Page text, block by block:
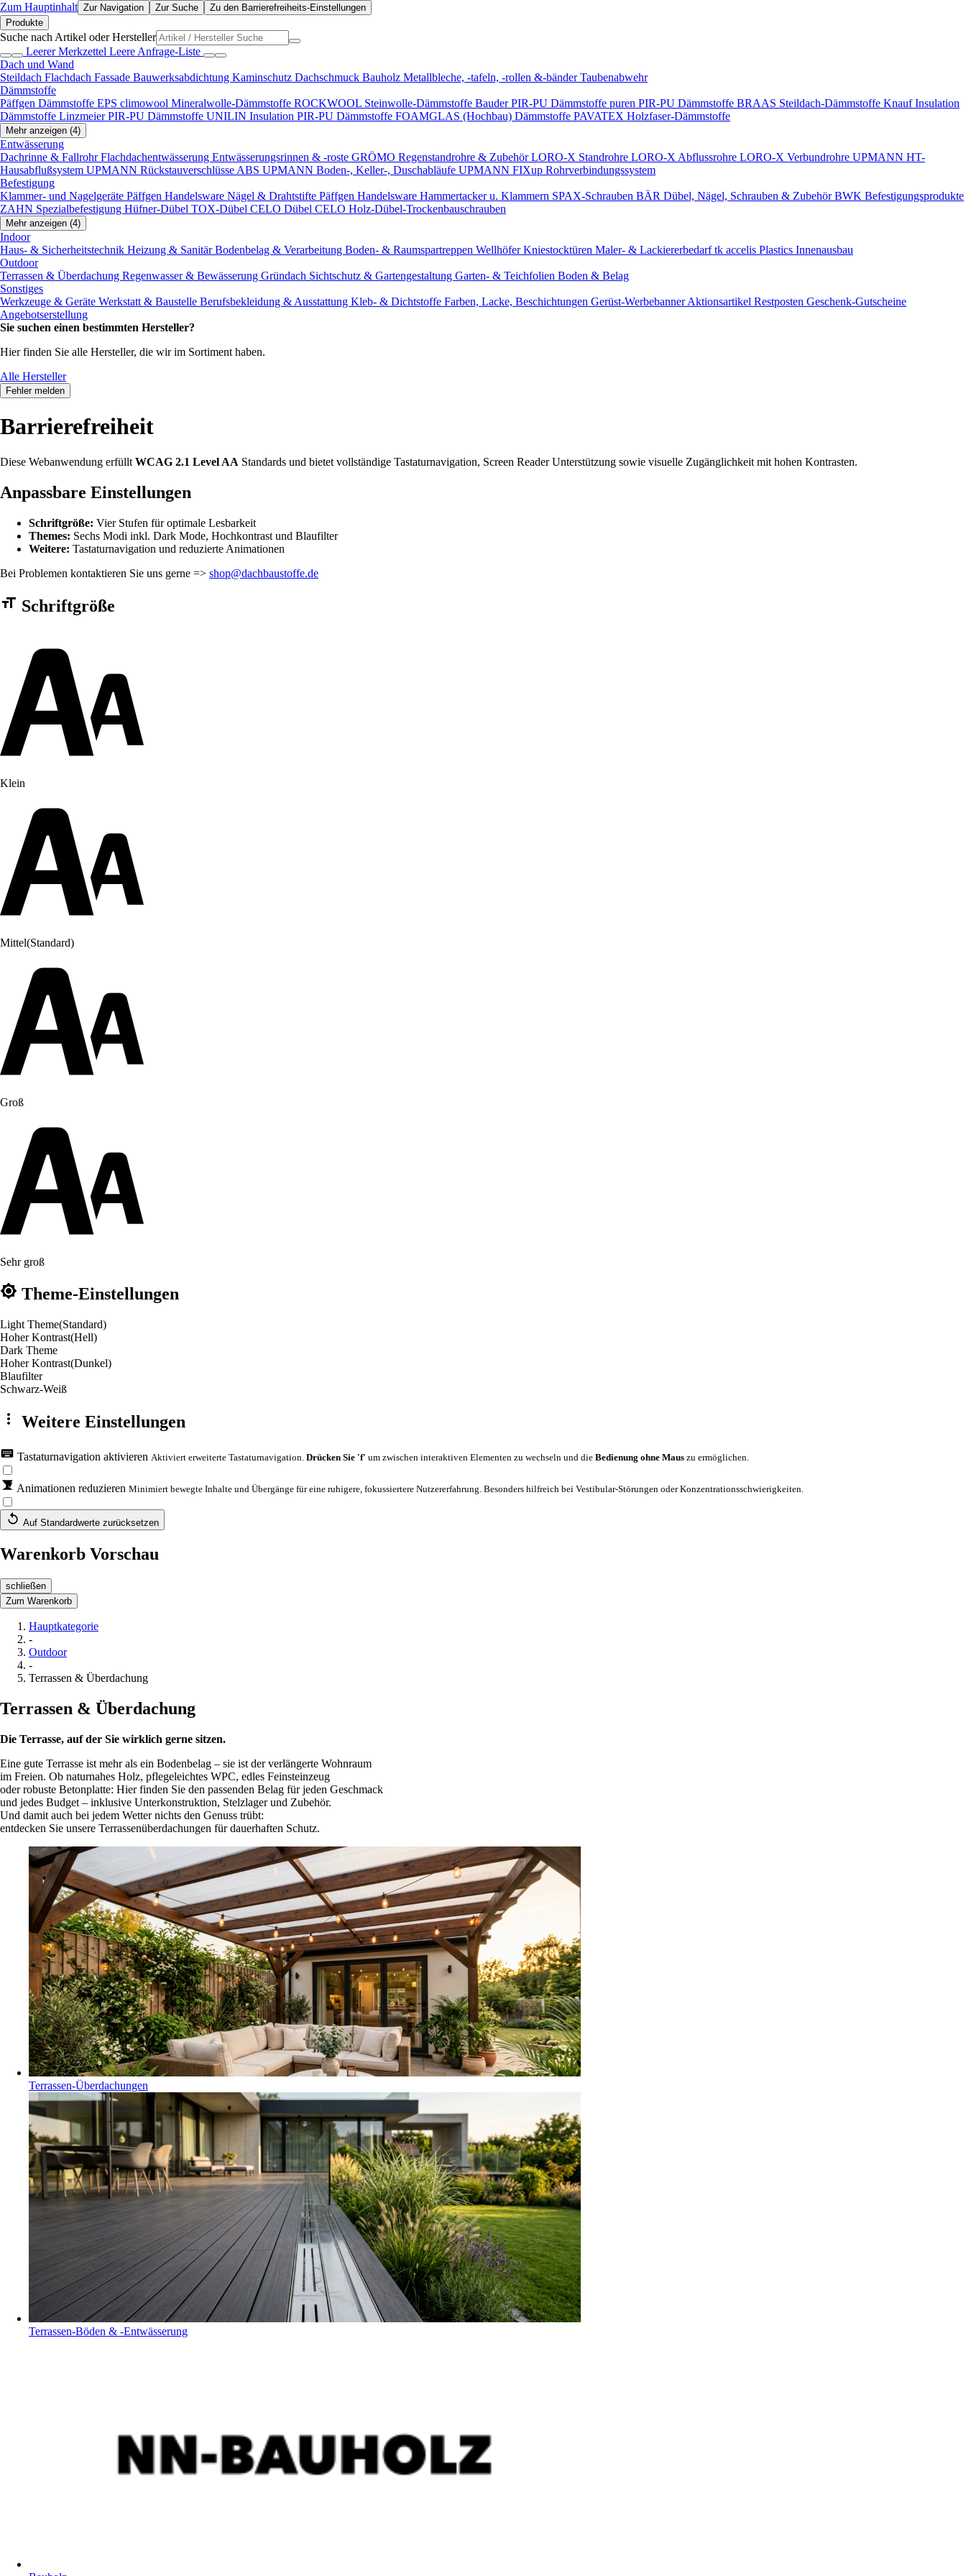
Zum Hauptinhalt Zur Navigation Zur Suche
Zu den Barrierefreiheits-Einstellungen
Produkte
Suche nach Artikel oder Hersteller
Leerer Merkzettel Leere Anfrage-Liste
Dach und Wand
Steildach Flachdach Fassade Bauwerksabdichtung Kaminschutz Dachschmuck Bauholz Metallbleche, -tafeln, -rollen &-bänderTaubenabwehr
Dämmstoffe
Päffgen Dämmstoffe EPS climowool Mineralwolle-Dämmstoffe ROCKWOOL Steinwolle-Dämmstoffe Bauder PIR-PU Dämmstoffe puren PIR-PU Dämmstoffe BRAAS Steildach-Dämmstoffe Knauf Insulation
Dämmstoffe Linzmeier PIR-PU Dämmstoffe UNILIN Insulation PIR-PU Dämmstoffe FOAMGLAS (Hochbau) Dämmstoffe PAVATEX Holzfaser-Dämmstoffe
Mehr anzeigen (4)
Entwässerung
Dachrinne & FallrohrFlachdachentwässerung Entwässerungsrinnen & -roste GRÖMO Regenstandrohre & ZubehörLORO-X Standrohre LORO-X Abflussrohre LORO-X Verbundrohre UPMANN HT-
Hausabflußsystem UPMANN Rückstauverschlüsse ABS UPMANN Boden-, Keller-, Duschabläufe UPMANN FIXup Rohrverbindungssystem
Befestigung
Klammer- und Nagelgeräte Päffgen Handelsware Nägel & Drahtstifte Päffgen Handelsware Hammertacker u. Klammern SPAX-Schrauben BÄR Dübel, Nägel, Schrauben & ZubehörBWK Befestigungsprodukte
ZAHN Spezialbefestigung Hüfner-Dübel TOX-Dübel CELO Dübel CELO Holz-Dübel-Trockenbauschrauben
Mehr anzeigen (4)
Indoor
Haus- & Sicherheitstechnik Heizung & SanitärBodenbelag & Verarbeitung Boden- & Raumspartreppen Wellhöfer Kniestocktüren Maler- & Lackiererbedarftk accelis Plastics Innenausbau
Outdoor
Terrassen & Überdachung Regenwasser & Bewässerung Gründach Sichtschutz & Gartengestaltung Garten- & Teichfolien Boden & Belag
Sonstiges
Werkzeuge & Geräte Werkstatt & Baustelle Berufsbekleidung & Ausstattung Kleb- & Dichtstoffe Farben, Lacke, Beschichtungen Gerüst-WerbebannerAktionsartikel Restposten Geschenk-Gutscheine
Angebotserstellung
Sie suchen einen bestimmten Hersteller?
Hier finden Sie alle Hersteller, die wir im Sortiment haben.
Alle Hersteller
Fehler melden
Barrierefreiheit
Diese Webanwendung erfüllt WCAG 2.1 Level AA Standards und bietet vollständige Tastaturnavigation, Screen Reader Unterstützung sowie visuelle Zugänglichkeit mit hohen Kontrasten.
Anpassbare Einstellungen
Schriftgröße: Vier Stufen für optimale Lesbarkeit
Themes: Sechs Modi inkl. Dark Mode, Hochkontrast und Blaufilter
Weitere: Tastaturnavigation und reduzierte Animationen
Bei Problemen kontaktieren Sie uns gerne => shop@dachbaustoffe.de
Barrierefreiheit Einstellungen Formular
Schriftgröße
Klein
Mittel(Standard)
Groß
Sehr groß
Theme-Einstellungen
Light Theme(Standard)
Hoher Kontrast(Hell)
Dark Theme
Hoher Kontrast(Dunkel)
Blaufilter
Schwarz-Weiß
Weitere Einstellungen
Tastaturnavigation aktivieren Aktiviert erweiterte Tastaturnavigation. Drücken Sie 'f' um zwischen interaktiven Elementen zu wechseln und die Bedienung ohne Maus zu ermöglichen.
Animationen reduzieren Minimiert bewegte Inhalte und Übergänge für eine ruhigere, fokussiertere Nutzererfahrung. Besonders hilfreich bei Vestibular-Störungen oder Konzentrationsschwierigkeiten.
Auf Standardwerte zurücksetzen
Warenkorb Vorschau
schließen
Zum Warenkorb
Hauptkategorie
-
Outdoor
-
Terrassen & Überdachung
Terrassen & Überdachung
Die Terrasse, auf der Sie wirklich gerne sitzen.
Eine gute Terrasse ist mehr als ein Bodenbelag – sie ist der verlängerte Wohnraum
im Freien. Ob naturnahes Holz, pflegeleichtes WPC, edles Feinsteinzeug
oder robuste Betonplatte: Hier finden Sie den passenden Belag für jeden Geschmack
und jedes Budget – inklusive Unterkonstruktion, Stelzlager und Zubehör.
Und damit auch bei jedem Wetter nichts den Genuss trübt:
entdecken Sie unsere Terrassenüberdachungen für dauerhaften Schutz.
Terrassen-Überdachungen
Terrassen-Böden & -Entwässerung